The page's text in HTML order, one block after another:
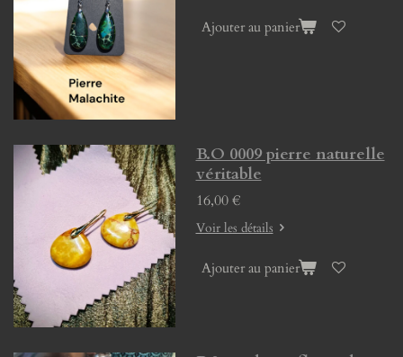
Ajouter au panier
B.O 0009 pierre naturelle
véritable
16,00 €
Voir les détails
Ajouter au panier